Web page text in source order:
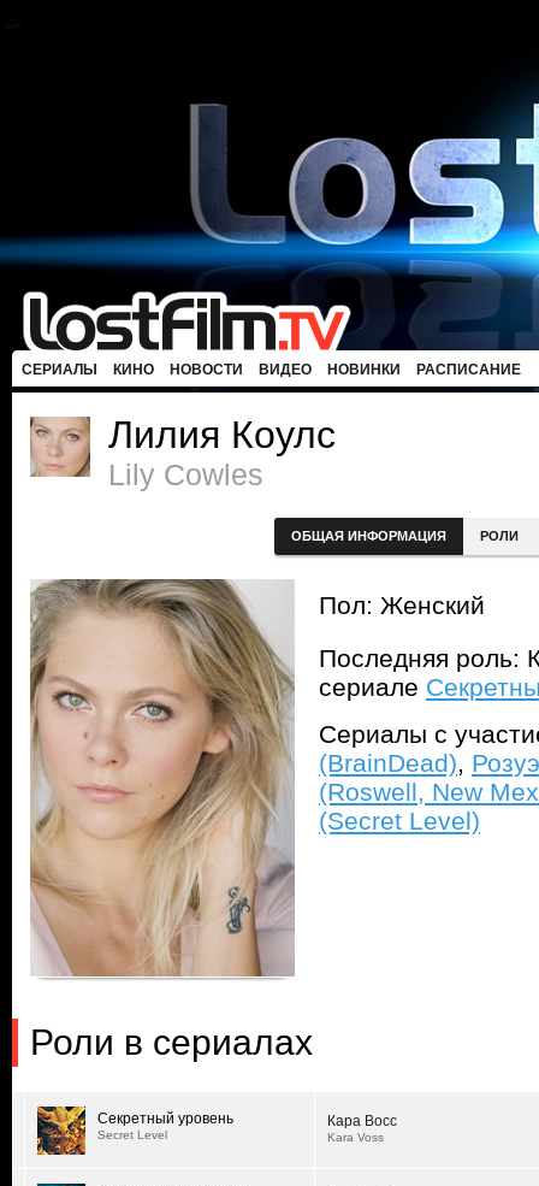
СЕРИАЛЫ КИНО НОВОСТИ ВИДЕО НОВИНКИ РАСПИСАНИЕ
Лилия Коулс
Lily Cowles
ОБЩАЯ ИНФОРМАЦИЯ РОЛИ
Пол: Женский
Последняя роль:
сериале
Сериалы с
(BrainDead),
(Roswell, New
(Secret Level)
Роли в сериалах
Секретный уровень
Secret Level
Кара Восс
Kara Voss